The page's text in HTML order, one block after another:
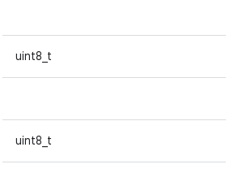
uint8_t
uint8_t